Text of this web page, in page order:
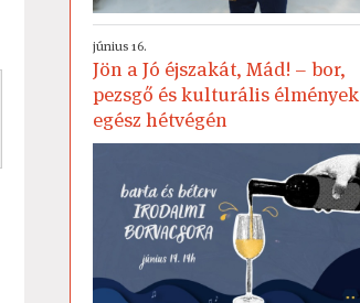
június 16.
Jön a Jó éjszakát, Mád! – bor,
pezsgő és kulturális élmények
egész hétvégén